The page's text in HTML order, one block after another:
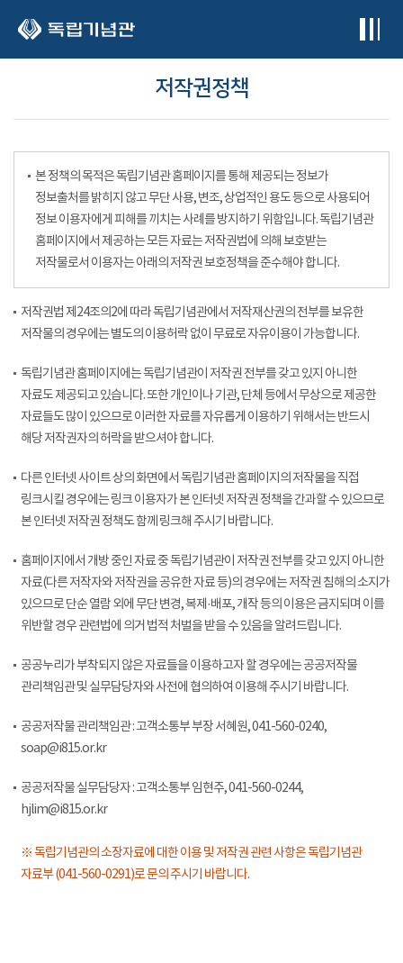
저작권정책
본 정책의 목적은 독립기념관 홈페이지를 통해 제공되는 정보가
정보출처를 밝히지 않고 무단 사용, 변조, 상업적인 용도 등으로 사용되어
정보 이용자에게 피해를 끼치는 사례를 방지하기 위함입니다. 독립기념관
홈페이지에서 제공하는 모든 자료는 저작권법에 의해 보호받는
저작물로서 이용자는 아래의 저작권 보호정책을 준수해야 합니다.
저작권법 제24조의2에 따라 독립기념관에서 저작재산권의 전부를 보유한
저작물의 경우에는 별도의 이용허락 없이 무료로 자유이용이 가능합니다.
독립기념관 홈페이지에는 독립기념관이 저작권 전부를 갖고 있지 아니한
자료도 제공되고 있습니다. 또한 개인이나 기관, 단체 등에서 무상으로 제공한
자료들도 많이 있으므로 이러한 자료를 자유롭게 이용하기 위해서는 반드시
해당 저작권자의 허락을 받으셔야 합니다.
다른 인터넷 사이트 상의 화면에서 독립기념관 홈페이지의 저작물을 직접
링크시킬 경우에는 링크 이용자가 본 인터넷 저작권 정책을 간과할 수 있으므로
본 인터넷 저작권 정책도 함께 링크해 주시기 바랍니다.
홈페이지에서 개방 중인 자료 중 독립기념관이 저작권 전부를 갖고 있지 아니한
자료(다른 저작자와 저작권을 공유한 자료 등)의 경우에는 저작권 침해의 소지가
있으므로 단순 열람 외에 무단 변경, 복제·배포, 개작 등의 이용은 금지되며 이를
위반할 경우 관련법에 의거 법적 처벌을 받을 수 있음을 알려드립니다.
공공누리가 부착되지 않은 자료들을 이용하고자 할 경우에는 공공저작물
관리책임관 및 실무담당자와 사전에 협의하여 이용해 주시기 바랍니다.
공공저작물 관리책임관 : 고객소통부 부장 서혜원, 041-560-0240,
soap@i815.or.kr
공공저작물 실무담당자 : 고객소통부 임현주, 041-560-0244,
hjlim@i815.or.kr
※ 독립기념관의 소장자료에 대한 이용 및 저작권 관련 사항은 독립기념관
자료부 (041-560-0291)로 문의 주시기 바랍니다.